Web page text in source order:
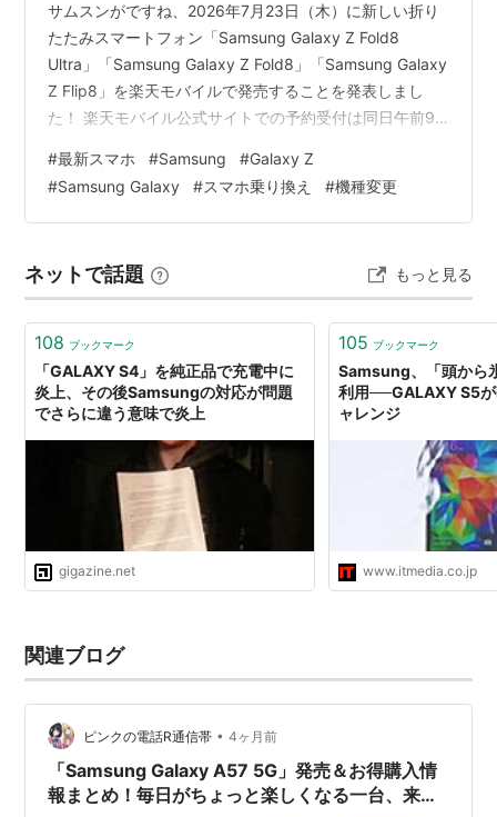
サムスンがですね、2026年7月23日（木）に新しい折り
たたみスマートフォン「Samsung Galaxy Z Fold8
Ultra」「Samsung Galaxy Z Fold8」「Samsung Galaxy
Z Flip8」を楽天モバイルで発売することを発表しまし
た！ 楽天モバイル公式サイトでの予約受付は同日午前9
ます。なかなかホットなニュースですよ、これ。 3つの
モデルが異なる折りたたみ体験を提供 今回登場した
Samsung Galaxy Zシリーズは、ユーザーのニーズに合わ
り……3択…
#最新スマホ #Samsung #Galaxy Z
#Samsung Galaxy #スマホ乗り換え #機種変更
ネットで話題 もっと見る
108 ブックマーク
「GALAXY S4」を純正品で充電中に
炎上、その後Samsungの対応が問題
でさらに違う意味で炎上
gigazine.net
105 ブックマーク
Samsung、「頭から
利用──GALAXY S5
ャレンジ
www.itmedia.co.jp
関連ブログ
ピンクの電話R通信帯 • 4ヶ月前
「Samsung Galaxy A57 5G」発売＆お得購入情
報まとめ！毎日がちょっと楽しくなる一台、来ま